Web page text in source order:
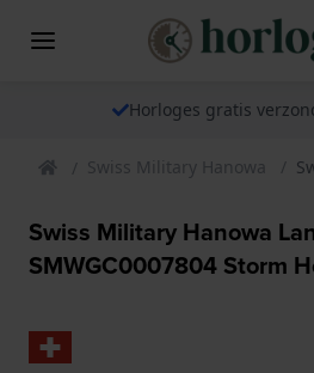
Horloges gratis
Swiss Military Hanowa
Swiss Military Hanowa
SMWGC0007804 Storm